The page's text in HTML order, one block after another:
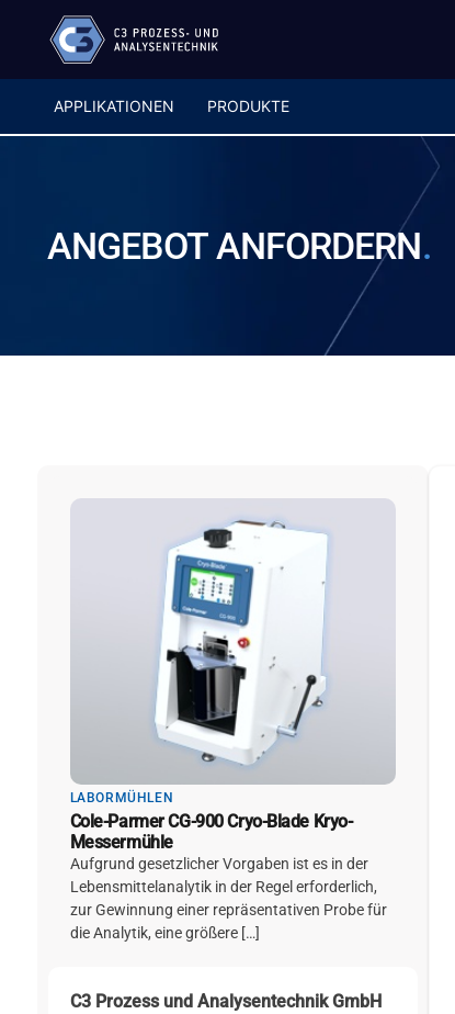
APPLIKATIONEN PRODUKTE
ANGEBOTANFORDERN.
LABORMÜHLEN
Cole-Parmer CG-900 Cryo-Blade Kryo-
Messermühle
Aufgrund gesetzlicher Vorgaben ist es in der
Lebensmittelanalytik in der Regel erforderlich,
zur Gewinnung einer repräsentativen Probe für
die Analytik, eine größere […]
C3 Prozess und Analysentechnik GmbH